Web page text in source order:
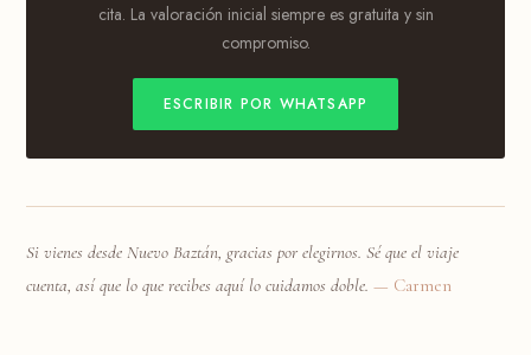
cita. La valoración inicial siempre es gratuita y sin
compromiso.
ESCRIBIR POR WHATSAPP
Si vienes desde Nuevo Baztán, gracias por elegirnos. Sé que el viaje
cuenta, así que lo que recibes aquí lo cuidamos doble.— Carmen